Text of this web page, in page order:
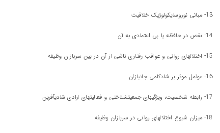
13- مبانی نوروسایکولوژیک خلاقیت
14- نقص در حافظه یا بی اعتمادی به آن
15- اختلالهای روانی و عواقب رفتاری ناشی از آن در بین سربازان وظیفه
16- عوامل موثر بر شادکامی جانبازان
17- رابطه شخصیت، ویژگیهای جمعیتشناختی و فعالیتهای ارادی شادیآفرین
18- میزان شیوع اختلالهای روانی در سربازان وظیفه